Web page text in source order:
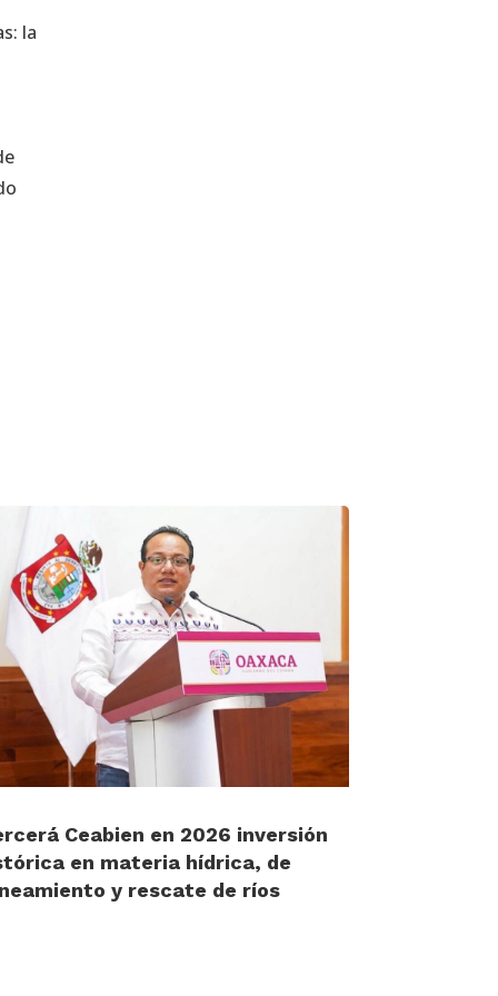
la
Ceabien en 2026 inversión
en materia hídrica, de
y rescate de ríos